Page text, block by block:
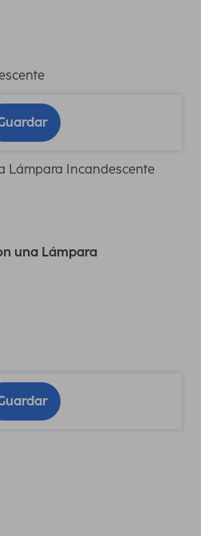
Lámpara Incandescente
una Lámpara